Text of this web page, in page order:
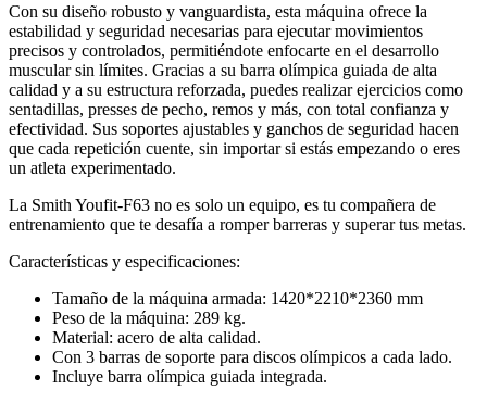
Con su diseño robusto y vanguardista, esta máquina ofrece la
estabilidad y seguridad necesarias para ejecutar movimientos
precisos y controlados, permitiéndote enfocarte en el desarrollo
muscular sin límites. Gracias a su barra olímpica guiada de alta
calidad y a su estructura reforzada, puedes realizar ejercicios como
sentadillas, presses de pecho, remos y más, con total confianza y
efectividad. Sus soportes ajustables y ganchos de seguridad hacen
que cada repetición cuente, sin importar si estás empezando o eres
un atleta experimentado.
La Smith Youfit-F63 no es solo un equipo, es tu compañera de
entrenamiento que te desafía a romper barreras y superar tus metas.
Características y especificaciones:
Tamaño de la máquina armada: 1420*2210*2360 mm
Peso de la máquina: 289 kg.
Material: acero de alta calidad.
Con 3 barras de soporte para discos olímpicos a cada lado.
Incluye barra olímpica guiada integrada.